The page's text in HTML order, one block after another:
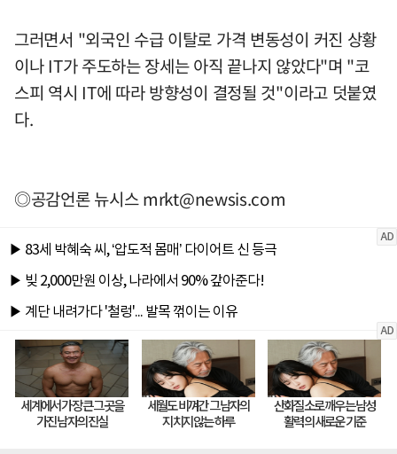
그러면서 "외국인 수급 이탈로 가격 변동성이 커진 상황
이나 IT가 주도하는 장세는 아직 끝나지 않았다"며 "코
스피 역시 IT에 따라 방향성이 결정될 것"이라고 덧붙였
다.
◎공감언론 뉴시스mrkt@newsis.com